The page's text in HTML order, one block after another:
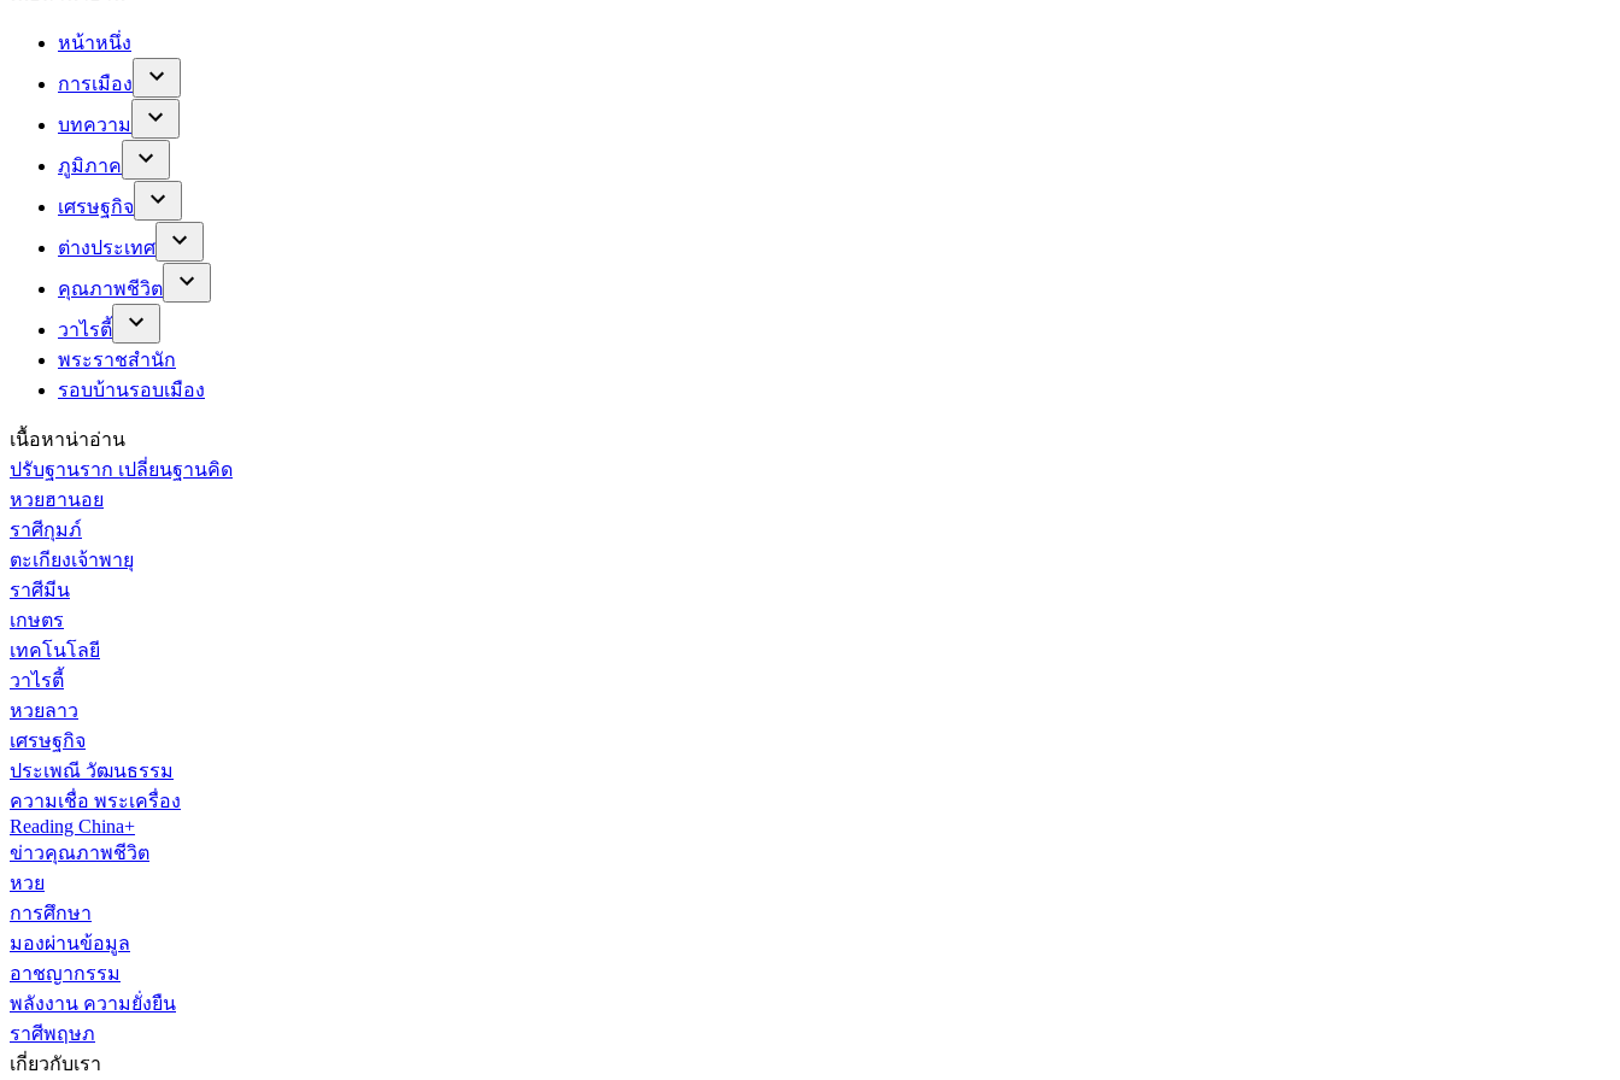
หน้าหนึ่ง
การเมือง
บทความ
ภูมิภาค
เศรษฐกิจ
ต่างประเทศ
คุณภาพชีวิต
วาไรตี้
พระราชสำนัก
รอบบ้านรอบเมือง
เนื้อหาน่าอ่าน
ปรับฐานราก เปลี่ยนฐานคิด
หวยฮานอย
ราศีกุมภ์
ตะเกียงเจ้าพายุ
ราศีมีน
เกษตร
เทคโนโลยี
วาไรตี้
หวยลาว
เศรษฐกิจ
ประเพณี วัฒนธรรม
ความเชื่อ พระเครื่อง
Reading China+
ข่าวคุณภาพชีวิต
หวย
การศึกษา
มองผ่านข้อมูล
อาชญากรรม
พลังงาน ความยั่งยืน
ราศีพฤษภ
เกี่ยวกับเรา